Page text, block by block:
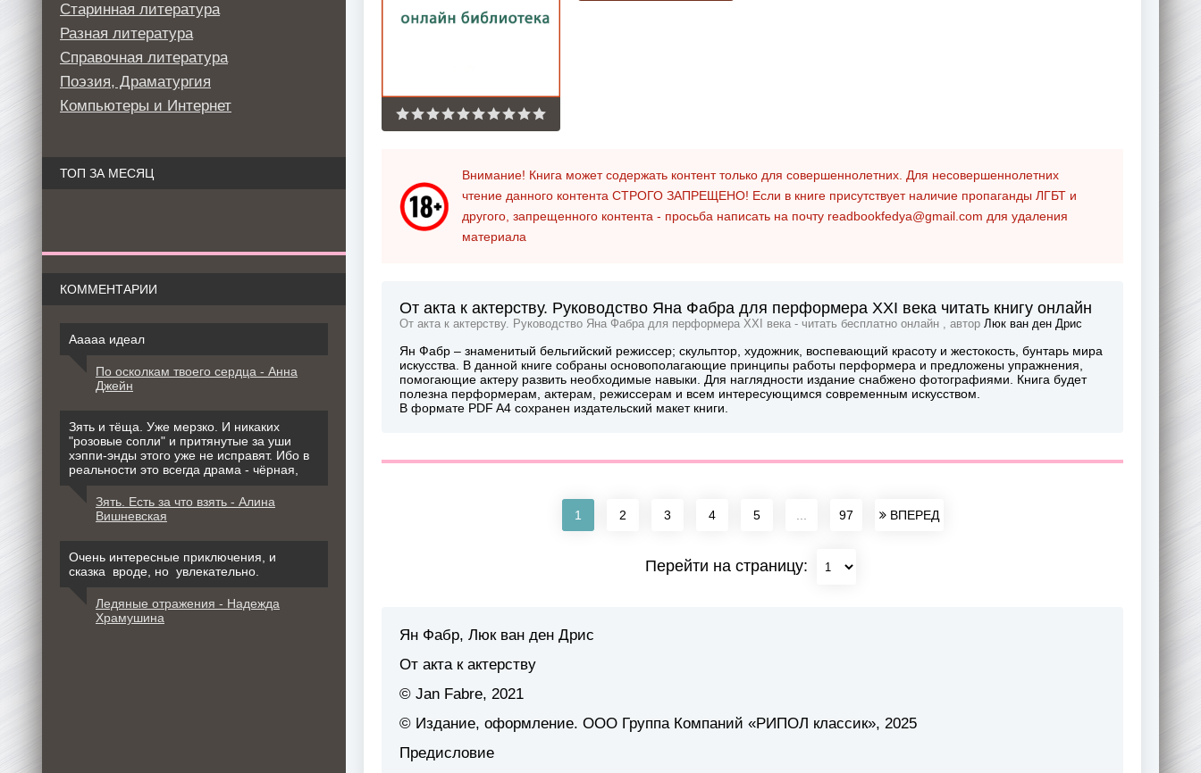
Внимание! Книга может содержать контент только для совершеннолетних. Для несовершеннолетних
чтение данного контента СТРОГО ЗАПРЕЩЕНО! Если в книге присутствует наличие пропаганды ЛГБТ и
другого, запрещенного контента - просьба написать на почту readbookfedya@gmail.com для удаления
материала
От акта к актерству. Руководство Яна Фабра для перформера XXI века читать книгу онлайн
От акта к актерству. Руководство Яна Фабра для перформера XXI века - читать бесплатно онлайн , автор Люк ван ден Дрис
Ян Фабр – знаменитый бельгийский режиссер; скульптор, художник, воспевающий красоту и жестокость, бунтарь мира
искусства. В данной книге собраны основополагающие принципы работы перформера и предложены упражнения,
помогающие актеру развить необходимые навыки. Для наглядности издание снабжено фотографиями. Книга будет
полезна перформерам, актерам, режиссерам и всем интересующимся современным искусством.
В формате PDF A4 сохранен издательский макет книги.
1 2 3 4 5 97 ВПЕРЕД
Перейти на страницу:
Ян Фабр, Люк ван ден Дрис
От акта к актерству
© Jan Fabre, 2021
© Издание, оформление. ООО Группа Компаний «РИПОЛ классик», 2025
Предисловие
Старинная литература
Разная литература
Справочная литература
Поэзия, Драматургия
Компьютеры и Интернет
ТОП ЗА МЕСЯЦ
КОММЕНТАРИИ
Ааааа идеал
По осколкам твоего сердца - Анна
Джейн
Зять и тёща. Уже мерзко. И никаких
"розовые сопли" и притянутые за уши
хэппи-энды этого уже не исправят. Ибо в
реальности это всегда драма - чёрная,
Зять. Есть за что взять - Алина
Вишневская
Очень интересные приключения, и
сказка вроде, но увлекательно.
Ледяные отражения - Надежда
Храмушина